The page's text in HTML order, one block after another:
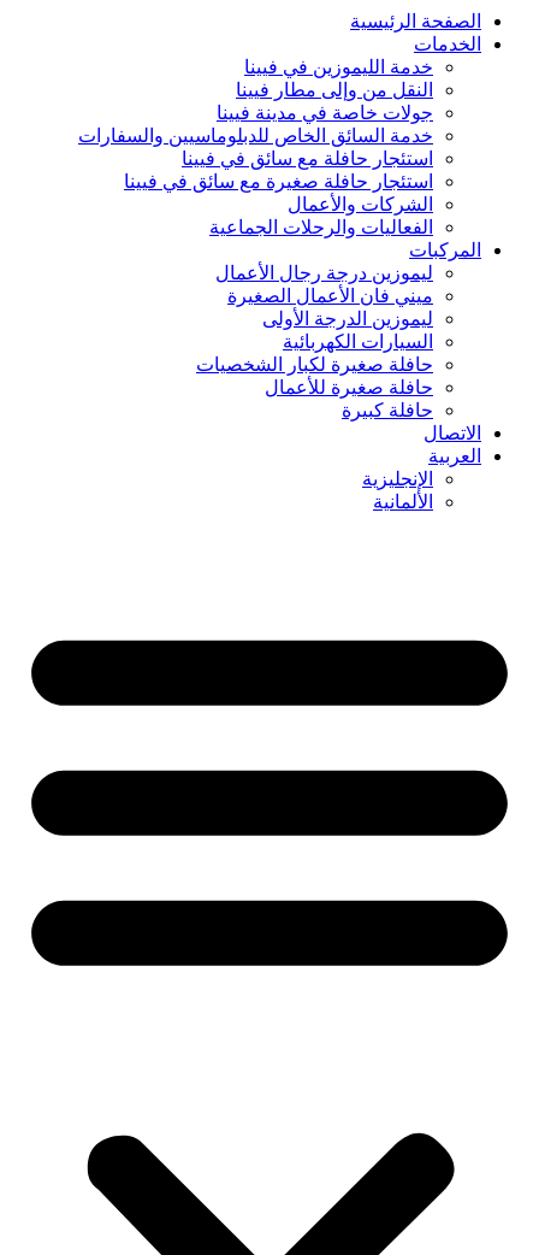
الصفحة الرئيسية
الخدمات
خدمة الليموزين في فيينا
النقل من وإلى مطار فيينا
جولات خاصة في مدينة فيينا
خدمة السائق الخاص للدبلوماسيين والسفارات
استئجار حافلة مع سائق في فيينا
استئجار حافلة صغيرة مع سائق في فيينا
الشركات والأعمال
الفعاليات والرحلات الجماعية
المركبات
ليموزين درجة رجال الأعمال
ميني فان الأعمال الصغيرة
ليموزين الدرجة الأولى
السيارات الكهربائية
حافلة صغيرة لكبار الشخصيات
حافلة صغيرة للأعمال
حافلة كبيرة
الاتصال
العربية
الإنجليزية
الألمانية